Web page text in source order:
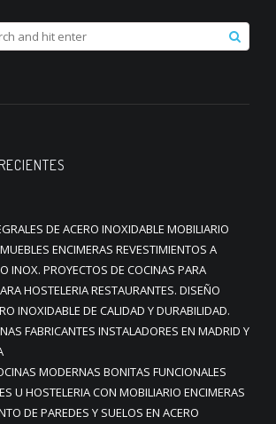
DE ACERO INOXIDABLE MOBILIARIO
ENCIMERAS REVESTIMIENTOS A
INOX. PROYECTOS DE COCINAS PARA
HOSTELERIA RESTAURANTES. DISEÑO
INOXIDABLE DE CALIDAD Y DURABILIDAD.
FABRICANTES INSTALADORES EN MADRID Y
MODERNAS BONITAS FUNCIONALES
U HOSTELERIA CON MOBILIARIO ENCIMERAS
DE PAREDES Y SUELOS EN ACERO